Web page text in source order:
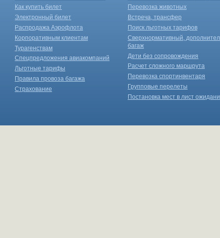
Как купить билет
Электронный билет
Распродажа Аэрофлота
Корпоративным клиентам
Турагенствам
Спецпредложения авиакомпаний
Льготные тарифы
Правила провоза багажа
Страхование
Перевозка животных
Встреча, трансфер
Поиск льготных тарифов
Сверхнормативный,
багаж
Дети без сопровождения
Расчет сложного маршрута
Перевозка спортинвентаря
Групповые перелеты
Постановка мест в лист